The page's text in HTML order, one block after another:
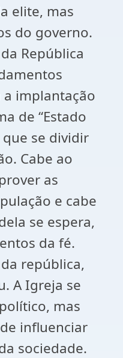
elite, mas
do governo.
República
implantação
de “Estado
que se dividir
Cabe ao
as
e cabe
se espera,
da fé.
república,
A Igreja se
mas
influenciar
sociedade.